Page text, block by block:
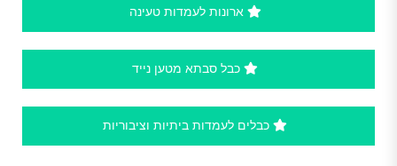
ארונות לעמדות טעינה
כבל סבתא מטען נייד
כבלים לעמדות ביתיות וציבוריות